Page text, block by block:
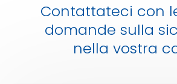
Contattateci con
domande sulla
nella vostra